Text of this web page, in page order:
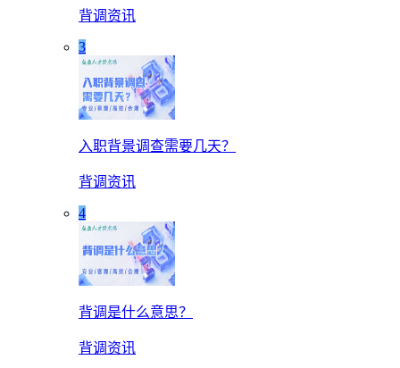
背调资讯
3
入职背景调查需要几天？
背调资讯
4
背调是什么意思？
背调资讯